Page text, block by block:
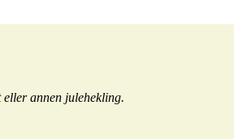
annen julehekling.